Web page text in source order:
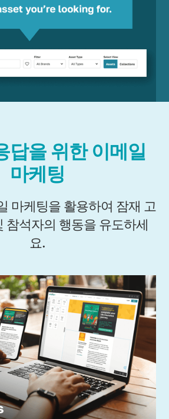
답을 위한 이메일
마케팅
마케팅을 활용하여 잠재 고
참석자의 행동을 유도하세
요.